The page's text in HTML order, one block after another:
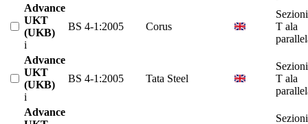
Advance
UKT
(UKB)
i
BS 4-1:2005 Corus
T ala
Advance
UKT
(UKB)
i
BS 4-1:2005 Tata Steel
T ala
Advance